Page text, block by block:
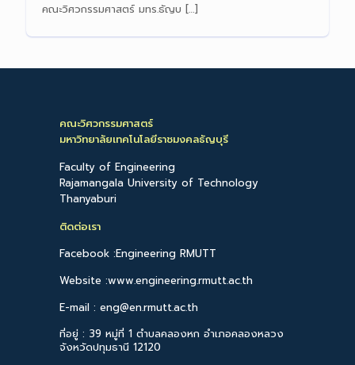
คณะวิศวกรรมศาสตร์ มทร.ธัญบ […]
คณะวิศวกรรมศาสตร์
มหาวิทยาลัยเทคโนโลยีราชมงคลธัญบุรี
Faculty of Engineering
Rajamangala University of Technology
Thanyaburi
ติดต่อเรา
Facebook :Engineering RMUTT
Website :www.engineering.rmutt.ac.th
E-mail : eng@en.rmutt.ac.th
ที่อยู่ : 39 หมู่ที่ 1 ตำบลคลองหก อำเภอคลองหลวง
จังหวัดปทุมธานี 12120